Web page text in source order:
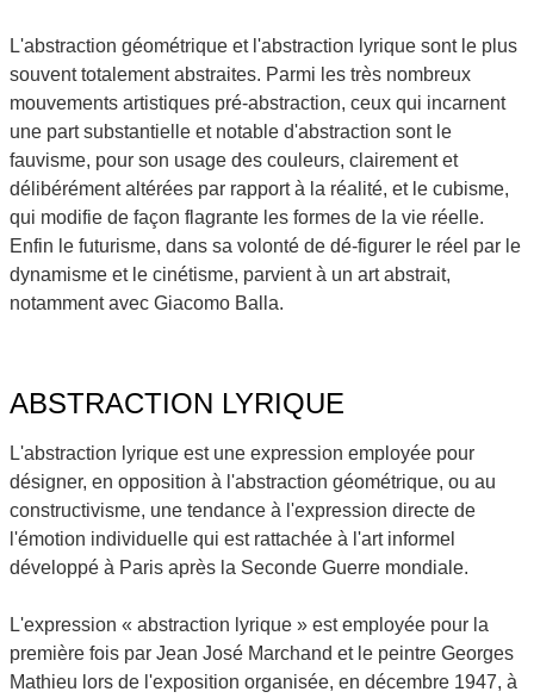
L'abstraction géométrique et l'abstraction lyrique sont le plus
souvent totalement abstraites. Parmi les très nombreux
mouvements artistiques pré-abstraction, ceux qui incarnent
une part substantielle et notable d'abstraction sont le
fauvisme, pour son usage des couleurs, clairement et
délibérément altérées par rapport à la réalité, et le cubisme,
qui modifie de façon flagrante les formes de la vie réelle.
Enfin le futurisme, dans sa volonté de dé-figurer le réel par le
dynamisme et le cinétisme, parvient à un art abstrait,
notamment avec Giacomo Balla.
ABSTRACTION LYRIQUE
L'abstraction lyrique est une expression employée pour
désigner, en opposition à l'abstraction géométrique, ou au
constructivisme, une tendance à l'expression directe de
l'émotion individuelle qui est rattachée à l'art informel
développé à Paris après la Seconde Guerre mondiale.
L'expression « abstraction lyrique » est employée pour la
première fois par Jean José Marchand et le peintre Georges
Mathieu lors de l'exposition organisée, en décembre 1947, à